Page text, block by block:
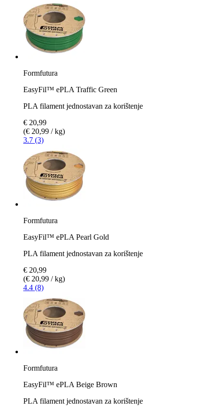
Formfutura
EasyFil™ ePLA Traffic Green
PLA filament jednostavan za korištenje
€ 20,99
(€ 20,99 / kg)
3.7 (3)
Formfutura
EasyFil™ ePLA Pearl Gold
PLA filament jednostavan za korištenje
€ 20,99
(€ 20,99 / kg)
4.4 (8)
Formfutura
EasyFil™ ePLA Beige Brown
PLA filament jednostavan za korištenje